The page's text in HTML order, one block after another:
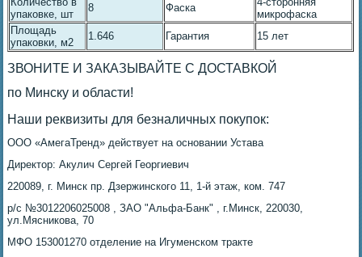
упаковке, шт
8 Фаска
микрофаска
Площадь
упаковки, м2
1.646 Гарантия 15 лет
ЗВОНИТЕ И ЗАКАЗЫВАЙТЕ С ДОСТАВКОЙ
по Минску и области!
Наши реквизиты для безналичных покупок:
ОOO «АмегаТренд» действует на основании Устава
Директор: Акулич Сергей Георгиевич
220089, г. Минск пр. Дзержинского 11, 1-й этаж, ком. 747
р/с №3012206025008 , ЗАО "Альфа-Банк" , г.Минск, 220030,
ул.Мясникова, 70
МФО 153001270 отделение на Игуменском тракте